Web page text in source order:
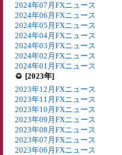
2024年07月FXニュース
2024年06月FXニュース
2024年05月FXニュース
2024年04月FXニュース
2024年03月FXニュース
2024年02月FXニュース
2024年01月FXニュース
[2023年]
2023年12月FXニュース
2023年11月FXニュース
2023年10月FXニュース
2023年09月FXニュース
2023年08月FXニュース
2023年07月FXニュース
2023年06月FXニュース